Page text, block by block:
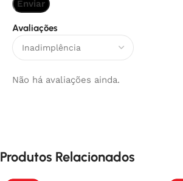
Avaliações
Não há avaliações ainda.
Produtos Relacionados